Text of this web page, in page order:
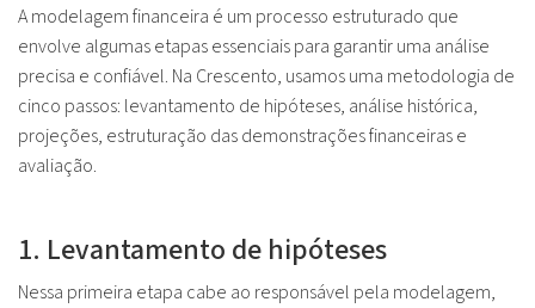
A modelagem financeira é um processo estruturado que
envolve algumas etapas essenciais para garantir uma análise
precisa e confiável. Na Crescento, usamos uma metodologia de
cinco passos: levantamento de hipóteses, análise histórica,
projeções, estruturação das demonstrações financeiras e
avaliação.
1. Levantamento de hipóteses
Nessa primeira etapa cabe ao responsável pela modelagem,